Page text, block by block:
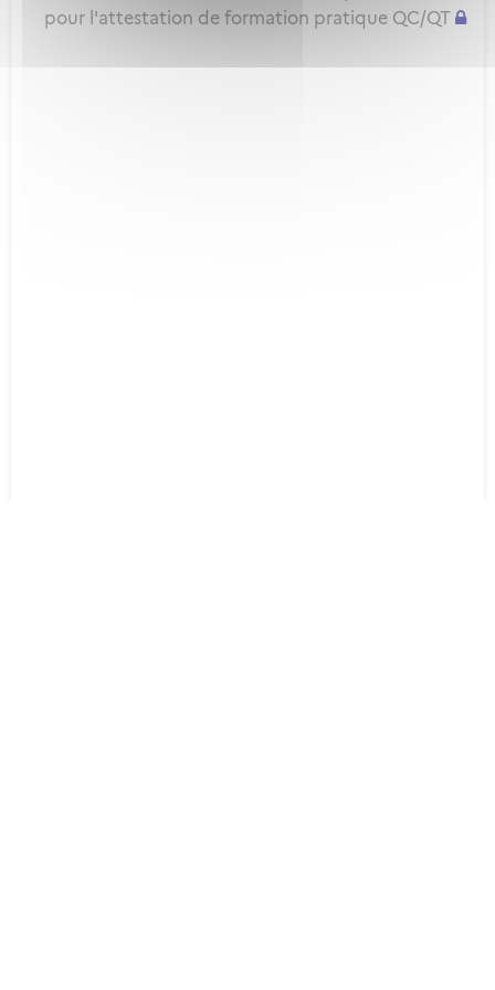
pour l'attestation de formation pratique QC/QT